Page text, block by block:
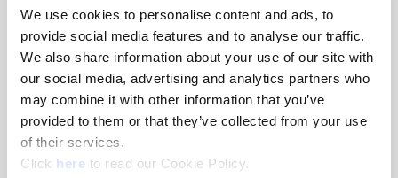
We use cookies to personalise content and ads, to
provide social media features and to analyse our traffic.
We also share information about your use of our site with
our social media, advertising and analytics partners who
may combine it with other information that you’ve
provided to them or that they’ve collected from your use
of their services.
Click here(Opens in a new window)
to read our Cookie Policy.